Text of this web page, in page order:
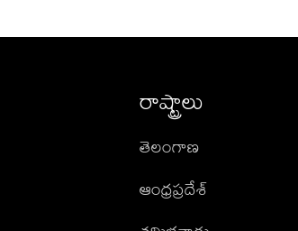
రాష్ట్రాలు
తెలంగాణ
ఆంధ్రప్రదేశ్